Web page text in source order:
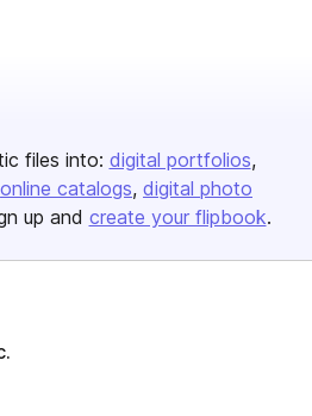
files into: digital portfolios
online catalogs digital photo
up and create your flipbook.